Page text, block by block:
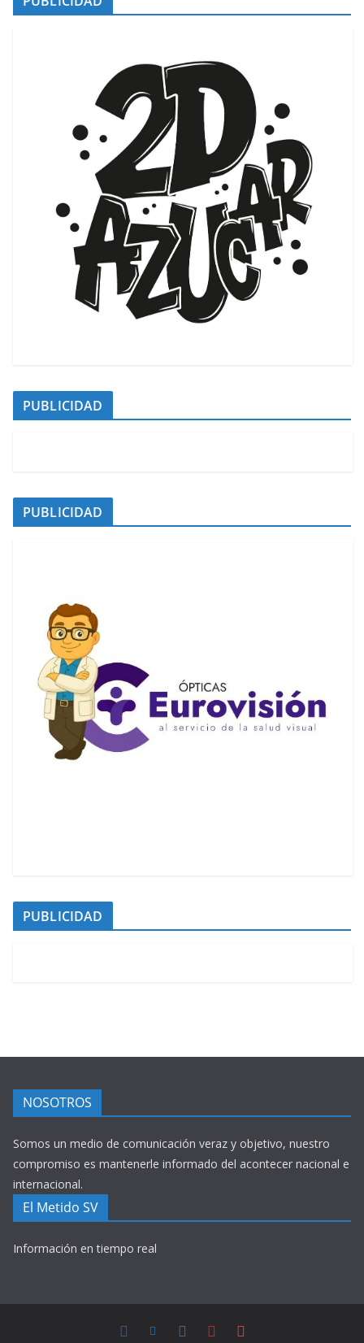
PUBLICIDAD
PUBLICIDAD
PUBLICIDAD
NOSOTROS
Somos un medio de comunicación veraz y objetivo, nuestro
compromiso es mantenerle informado del acontecer nacional e
internacional.
El Metido SV
Información en tiempo real